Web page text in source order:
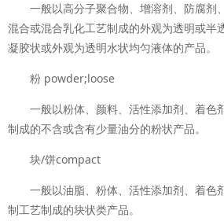
一般以高分子聚合物、增溶剂、防腐剂
混合或混合乳化工艺制成的外观为透明或半
凝胶状或外观为透明水状均匀液体的产品。
粉 powder;loose
一般以粉体、颜料、活性添加剂、着色
制成的不含或含有少量油分的粉状产品。
块/饼compact
一般以油脂、粉体、活性添加剂、着色
制工艺制成的块状类产品。